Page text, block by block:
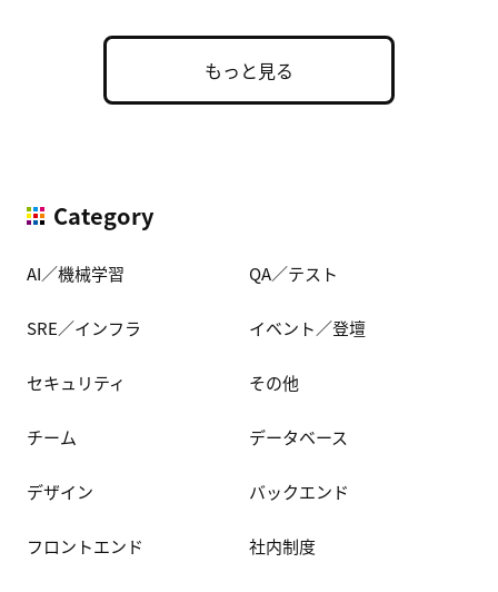
もっと見る
Category
AI／機械学習 QA／テスト
SRE／インフラ イベント／登壇
セキュリティ その他
チーム データベース
デザイン バックエンド
フロントエンド 社内制度